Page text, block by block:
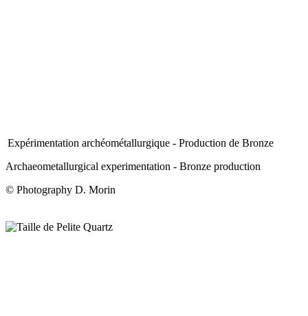
Expérimentation archéométallurgique - Production de Bronze
Archaeometallurgical experimentation - Bronze production
© Photography D. Morin